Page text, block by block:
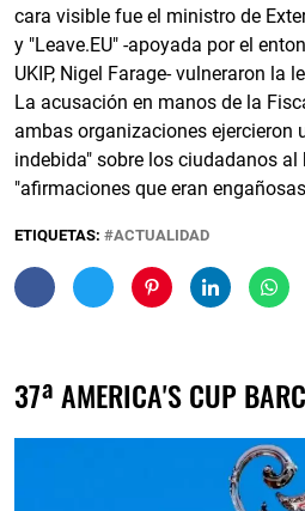
cara visible fue el ministro de
y "Leave.EU" -apoyada por el
UKIP, Nigel Farage- vulneraron la
La acusación en manos de la
ambas organizaciones ejercieron
indebida" sobre los ciudadanos al
"afirmaciones que eran
ETIQUETAS: ACTUALIDAD
37ª AMERICA'S CUP